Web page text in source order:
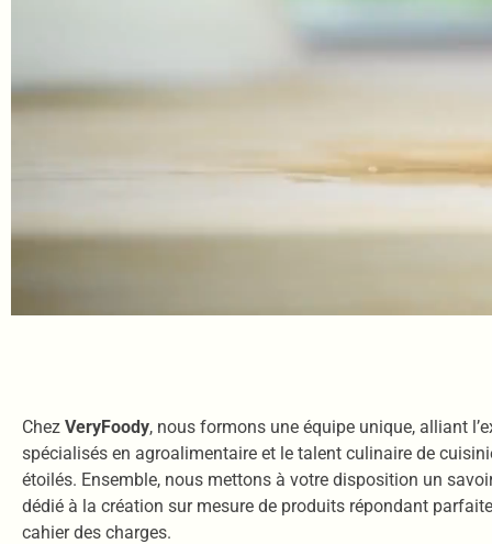
Chez VeryFoody, nous formons une équipe unique, alliant
spécialisés en agroalimentaire et le talent culinaire de
étoilés. Ensemble, nous mettons à votre disposition un
dédié à la création sur mesure de produits répondant
cahier des charges.